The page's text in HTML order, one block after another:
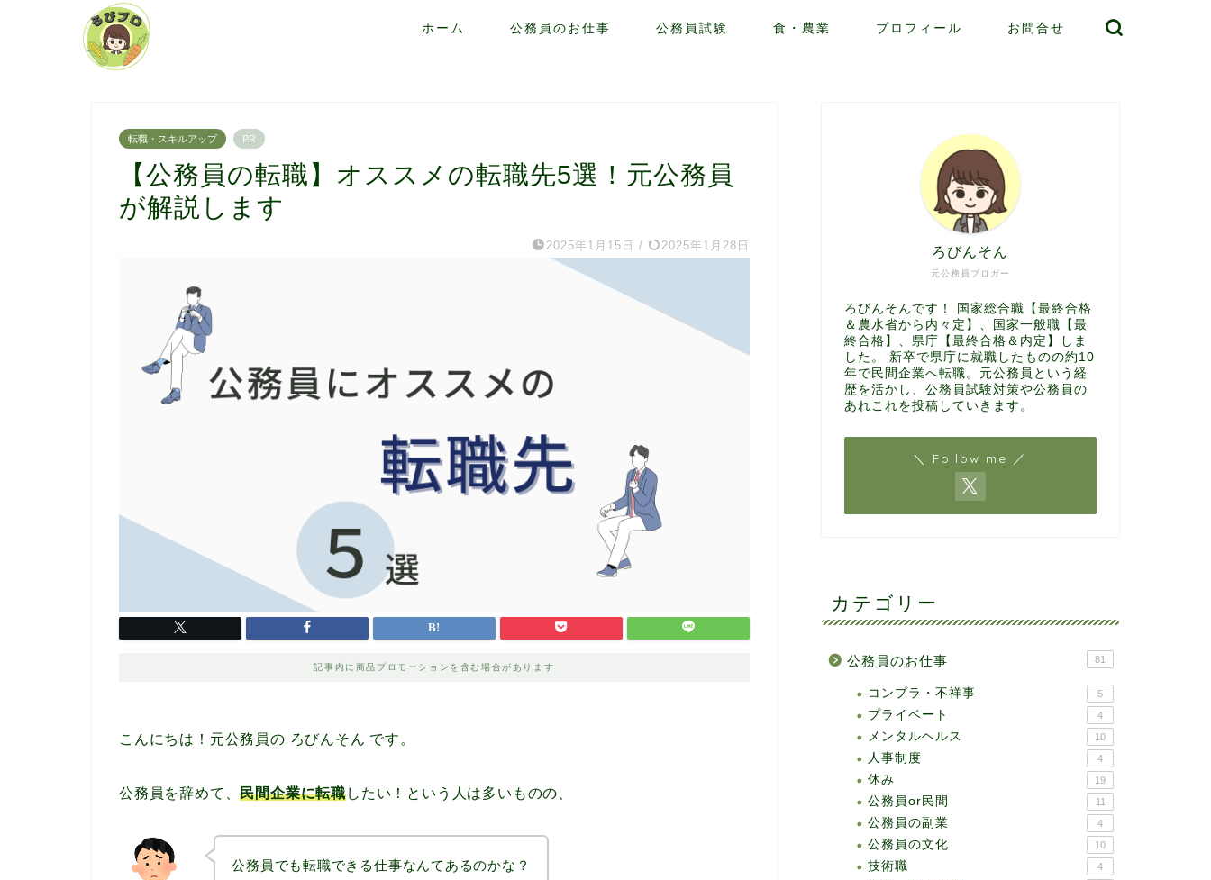
ホーム 公務員のお仕事 公務員試験 食・農業 プロフィール お問合せ
転職・スキルアップ PR
【公務員の転職】オススメの転職先5選！元公務員
が解説します
2025年1月15日 / 2025年1月28日
記事内に商品プロモーションを含む場合があります
こんにちは！元公務員の ろびんそん です。
公務員を辞めて、民間企業に転職したい！という人は多いものの、
公務員でも転職できる仕事なんてあるのかな？
元公務員ブロガー
ろびんそん
ろびんそんです！ 国家総合職【最終合格
＆農水省から内々定】、国家一般職【最
終合格】、県庁【最終合格＆内定】しま
した。 新卒で県庁に就職したものの約10
年で民間企業へ転職。元公務員という経
歴を活かし、公務員試験対策や公務員の
あれこれを投稿していきます。
＼ Follow me ／
カテゴリー
公務員のお仕事 81
コンプラ・不祥事 5
プライベート 4
メンタルヘルス 10
人事制度 4
休み 19
公務員or民間 11
公務員の副業 4
公務員の文化 10
技術職 4